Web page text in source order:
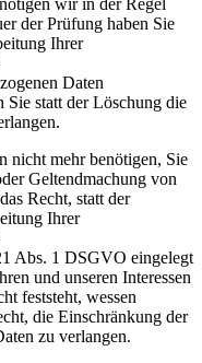
wir in der Regel
der Prüfung haben Sie
Ihrer
Daten
Sie statt der Löschung die
nicht mehr benötigen, Sie
Geltendmachung von
Recht, statt der
Ihrer
Abs. 1 DSGVO eingelegt
und unseren Interessen
feststeht, wessen
die Einschränkung der
zu verlangen.